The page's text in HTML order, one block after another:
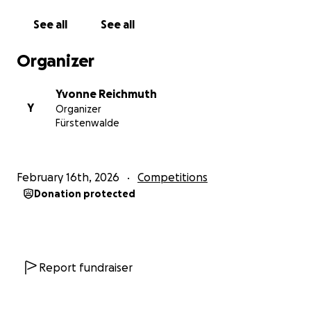
See all See all
Organizer
Y
Yvonne Reichmuth
Organizer
Fürstenwalde
February 16th, 2026 Competitions
Donation protected
Report fundraiser